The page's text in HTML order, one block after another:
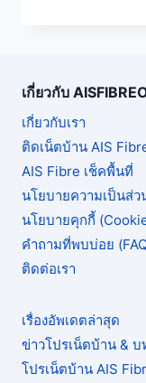
เกี่ยวกับ
เกี่ยวกับเรา
ติดเน็ตบ้าน AIS
AIS Fibre เช็คพื้นที่
นโยบายความเป็นส่ว
นโยบายคุกกี้
คำถามที่พบบ่อย
ติดต่อเรา
เรื่องอัพเดตล่าสุด
ข่าวโปรเน็ตบ้าน & บ
โปรเน็ตบ้าน AIS